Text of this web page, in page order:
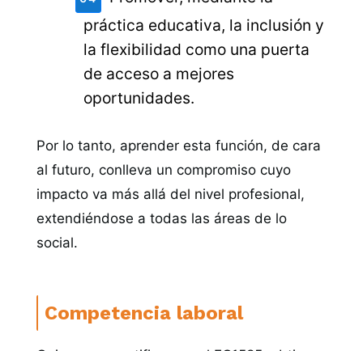
práctica educativa, la inclusión y
la flexibilidad como una puerta
de acceso a mejores
oportunidades.
Por lo tanto, aprender esta función, de cara
al futuro, conlleva un compromiso cuyo
impacto va más allá del nivel profesional,
extendiéndose a todas las áreas de lo
social.
Competencia laboral